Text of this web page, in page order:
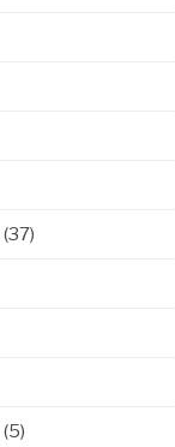
(37)
(5)